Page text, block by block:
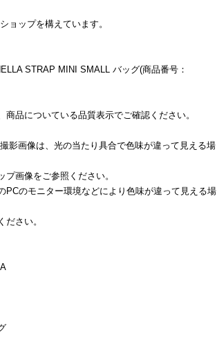
ョップを構えています。
STRAP MINI SMALL バッグ(商品番号：
品についている品質表示でご確認ください。
影画像は、光の当たり具合で色味が違って見える場
画像をご参照ください。
PCのモニター環境などにより色味が違って見える場
ださい。